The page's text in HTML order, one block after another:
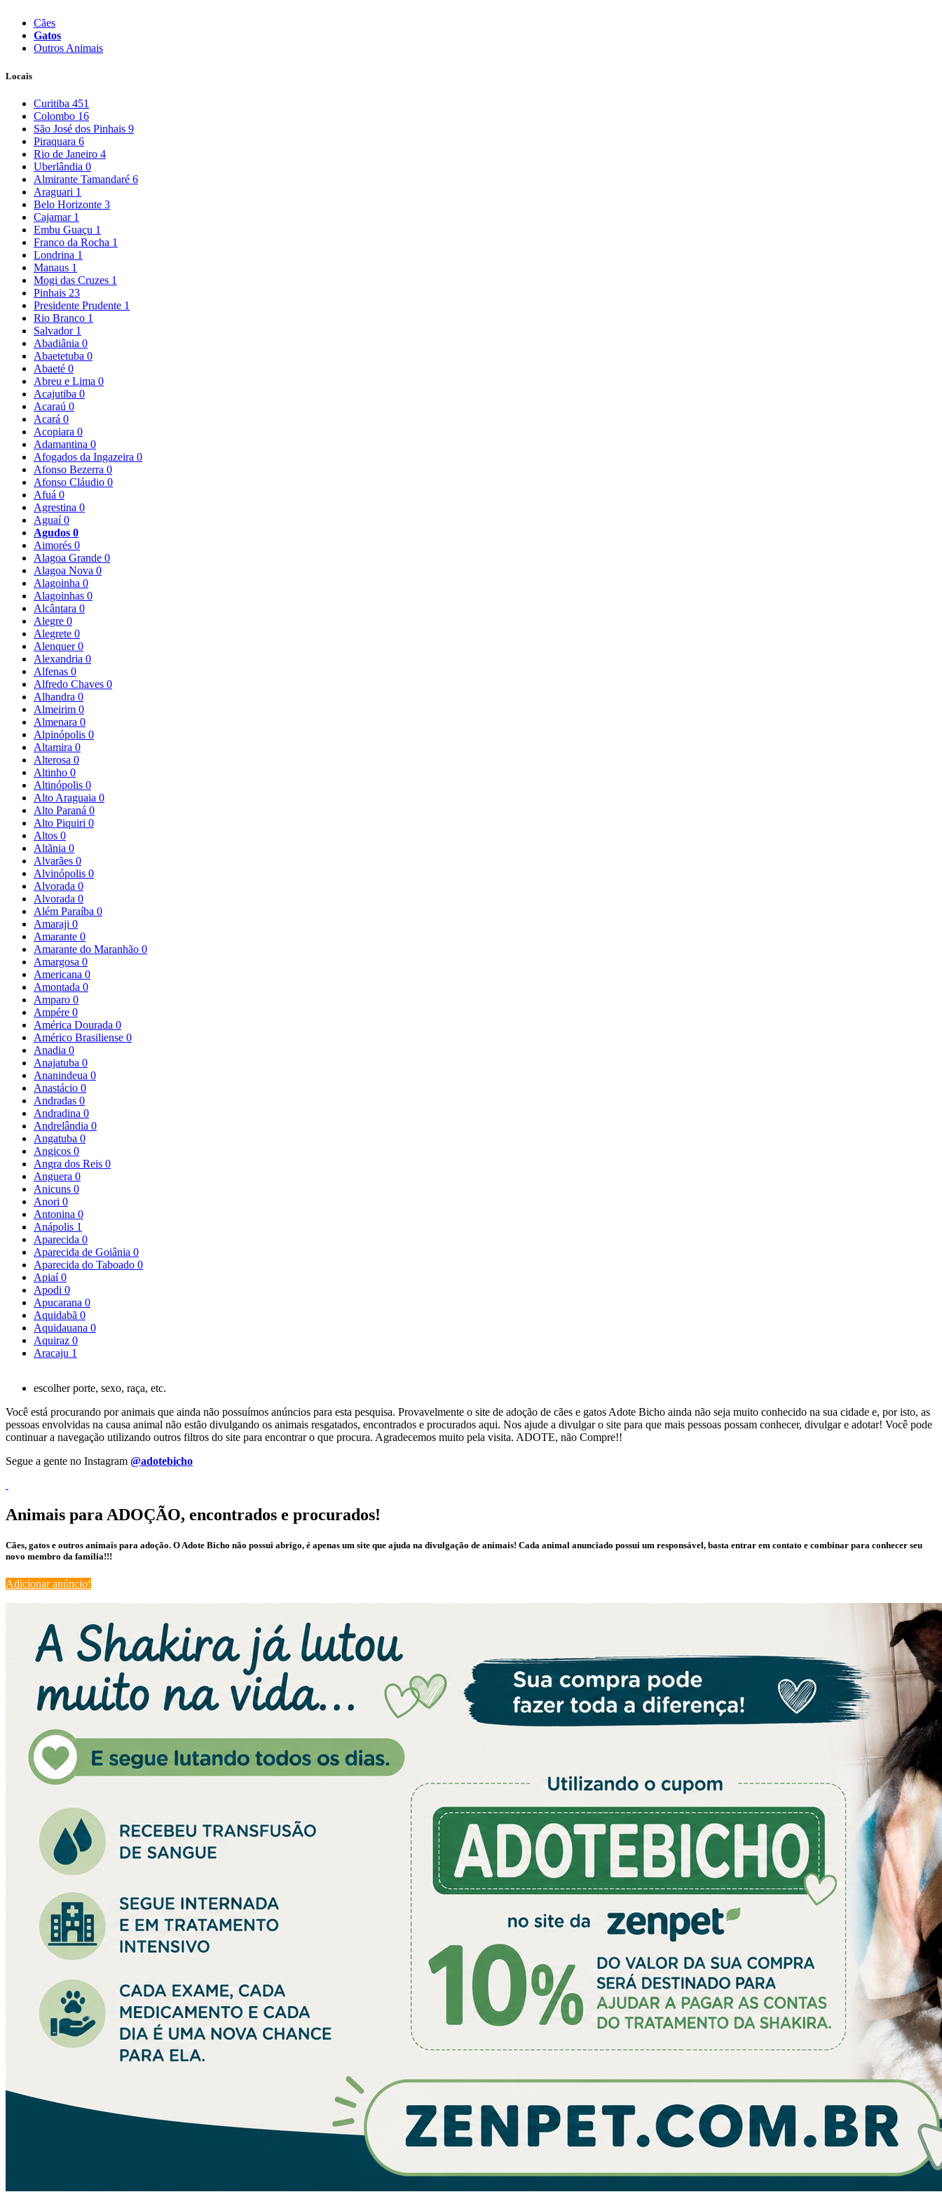
Cães
Gatos
Outros Animais
Locais
Curitiba 451
Colombo 16
São José dos Pinhais 9
Piraquara 6
Rio de Janeiro 4
Uberlândia 0
Almirante Tamandaré 6
Araguari 1
Belo Horizonte 3
Cajamar 1
Embu Guaçu 1
Franco da Rocha 1
Londrina 1
Manaus 1
Mogi das Cruzes 1
Pinhais 23
Presidente Prudente 1
Rio Branco 1
Salvador 1
Abadiânia 0
Abaetetuba 0
Abaeté 0
Abreu e Lima 0
Acajutiba 0
Acaraú 0
Acará 0
Acopiara 0
Adamantina 0
Afogados da Ingazeira 0
Afonso Bezerra 0
Afonso Cláudio 0
Afuá 0
Agrestina 0
Aguaí0
Agudos 0
Aimorés 0
Alagoa Grande 0
Alagoa Nova 0
Alagoinha 0
Alagoinhas 0
Alcântara 0
Alegre 0
Alegrete 0
Alenquer0
Alexandria 0
Alfenas 0
Alfredo Chaves 0
Alhandra 0
Almeirim 0
Almenara 0
Alpinópolis 0
Altamira 0
Alterosa 0
Altinho 0
Altinópolis 0
Alto Araguaia 0
Alto Paraná 0
Alto Piquiri 0
Altos 0
Altãnia 0
Alvarães 0
Alvinópolis 0
Alvorada 0
Alvorada 0
Além Paraíba 0
Amaraji 0
Amarante 0
Amarante do Maranhão 0
Amargosa 0
Americana 0
Amontada 0
Amparo 0
Ampére 0
América Dourada 0
Américo Brasiliense 0
Anadia 0
Anajatuba 0
Ananindeua 0
Anastácio 0
Andradas 0
Andradina 0
Andrelândia 0
Angatuba 0
Angicos 0
Angra dos Reis 0
Anguera 0
Anicuns 0
Anori 0
Antonina 0
Anápolis 1
Aparecida 0
Aparecida de Goiânia 0
Aparecida do Taboado 0
Apiaí0
Apodi 0
Apucarana 0
Aquidabã 0
Aquidauana 0
Aquiraz 0
Aracaju 1
escolher porte, sexo, raça, etc.
Você está procurando por animais que ainda não possuímos anúncios para esta pesquisa. Provavelmente o site de adoção de cães e gatos Adote Bicho ainda não seja muito conhecido na sua cidade e, por isto, as
pessoas envolvidas na causa animal não estão divulgando os animais resgatados, encontrados e procurados aqui. Nos ajude a divulgar o site para que mais pessoas possam conhecer, divulgar e adotar! Você pode
continuar a navegação utilizando outros filtros do site para encontrar o que procura. Agradecemos muito pela visita. ADOTE, não Compre!!
Segue a gente no Instagram @adotebicho
Animais para ADOÇÃO, encontrados e procurados!
Cães, gatos e outros animais para adoção. O Adote Bicho não possui abrigo, é apenas um site que ajuda na divulgação de animais! Cada animal anunciado possui um responsável, basta entrar em contato e combinar para conhecer seu
novo membro da família!!!
Adicionar anúncio!